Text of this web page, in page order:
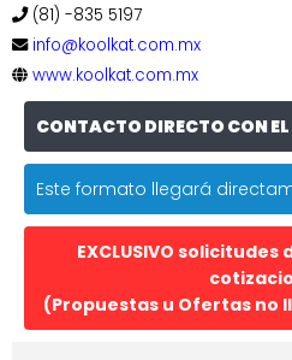
(81) -835 5197
info@koolkat.com.mx
www.koolkat.com.mx
CONTACTO DIRECTO CON EL
Este formato llegará
EXCLUSIVO
(Propuestas u Ofertas no